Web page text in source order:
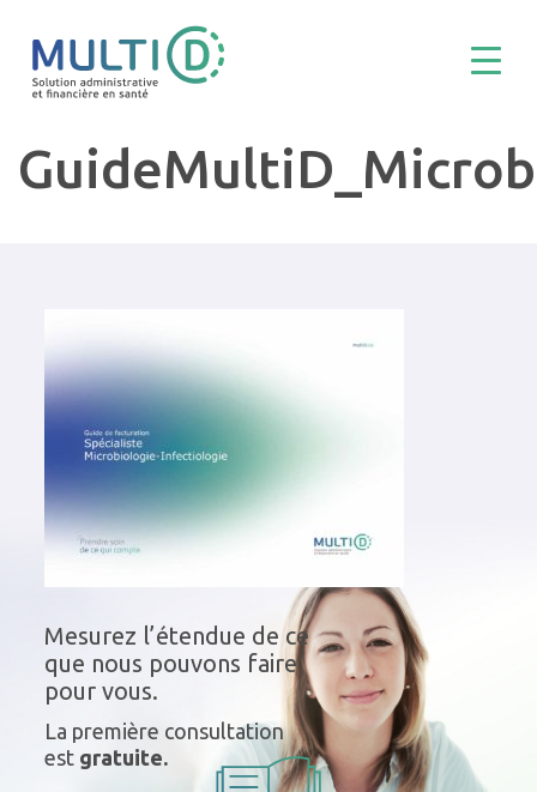
Mesurez l’étendue de ce
que nous pouvons faire
pour vous.
La première consultation
est gratuite.